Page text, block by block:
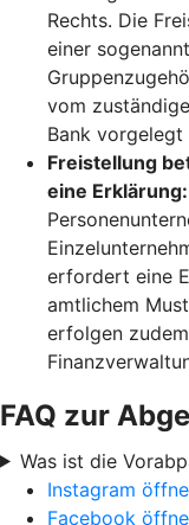
Rechts. Die
einer
vom
Bank vorgelegt
Freistellung
eine Erklärung:
erfordert eine
amtlichem
erfolgen
FAQ zur
Was ist die
Instagram
Facebook